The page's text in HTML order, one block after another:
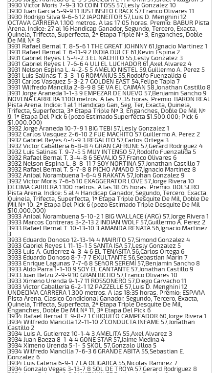
3930 Victor Moris 7-9-3 10 COIN TOSS 57,Lesly Gonzalez 10
3930 Juan Garcia 5-9-9 11 JUSTINSITO CRACK 57,Franco Olivares 11
3930 Rodrigo Silva 9-6-6 12 JAPONEITOR 57,Luis D. Menghini 12
OCTAVA CARRERA 1.100 metros. A las 17:05 horas. Premio: BABUR Pista
Arena. Indice: 27 al 16 Handicap Ganador, Segundo, Tercero, Exacta,
Quinela, Trifecta, Superfecta, 2ª Etapa Triple Nº 3, Enganches, Doble
De Mil Nº 8
3931 Rafael Bernal T. 8-5-6 1 THE GREAT JOHNNY 61,Ignacio Martinez 1
3931 Rafael Bernal T. 6-11-9 2 INDIA DULCE 61,Kevin Espina 2
3931 Gabriel Reyes I. 5-4-2 3 EL NACHITO 55,Lesly Gonzalez 3
3931 Gabriel Reyes I. 7-6-6 4 ULI EL LUCHADOR 61,Axel Alvarez 4
3931 Nelson Espina L. 4-2-5 5 AMELIO NISTEL 59,Guillermo A. Perez 5
3931 Luis Salinas T. 3-3-1 6 ROMANIUS 55,Rodolfo Fuenzalida 6
3931 Carlos Vasquez 5-3-2 7 GOLDEN EAST 54,Felipe Tapia 7
3931 Wilfredo Mancilla 2-8-9 8 SE VA EL CAIMAN 58,Jonathan Castillo 8
3931 Jorge Araneda 1-1-3 9 EMPEZAR DE NUEVO 57,Benjamin Sancho 9
NOVENA CARRERA 1.100 metros. A las 17:35 horas. Premio: BARON REAL
Pista Arena. Indice: 1 al 1 Handicap Gan, Seg, Ter, Exacta, Quinela,
Trifecta, Superfecta, 3ª Etapa Triple Nº 3, Enganches, Doble De Mil Nº
9, 1ª Etapa Del Pick 6 (pozo Estimado Superfecta $1.500.000; Pick 6
$1.000.000)
3932 Jorge Araneda 10-7-9 1 BIG TEBI 57,Lesly Gonzalez 1
3932 Carlos Vasquez 2-6-10 2 FUE MACHITO 57,Guillermo A. Perez 2
3932 Gabriel Reyes 4-4-9 3 REGALITO 57,Carlos Ortega 3
3932 Victor Caballeria 6-8-8 4 GRAN CAFRUNE 57,Gerard Rodriguez 4
3932 Luis Salinas T. 9-7-5 5 MUY INTENSO 57,Rodolfo Fuenzalida 5
3932 Rafael Bernal T. 3-4-8 6 SEVALIO 57,Franco Olivares 6
3932 Nelson Espina L. 8-8-11 7 SOY NORTINA 57,Jonathan Castillo 7
3932 Rafael Bernal T. 5-7-8 8 PICHO AMADO 57,Ignacio Martinez 8
3932 Anibal Norambuena 1-6-4 9 RAKATA 57,Johan Gonzalez 9
3932 Victor Moris 7-6-6 10 EXAGGERATOR LOVE 57,Jorge Rivera 10
DECIMA CARRERA 1.100 metros. A las 18:05 horas. Premio: BOLSERO
Pista Arena. Indice: 5 al 4 Handicap Ganador, Segundo, Tercero, Exacta,
Quinela, Trifecta, Superfecta, 1ª Etapa Triple Desquite De Mil, Doble De
Mil Nº 10, 2ª Etapa Del Pick 6 (pozo Estimado Triple Desquite De Mil
$10.000.000)
3933 Anibal Norambuena 5-10-2 1 BIG WALLACE (ARG) 57,Jorge Rivera 1
3933 Marcos Contreras 3-2-13 2 INDIAN WOLF 57,Guillermo A. Perez 2
3933 Rafael Bernal T. 10-13-10 3 AMANDA RENATA 56,Ignacio Martinez
3
3933 Eduardo Donoso 12-13-14 4 MAIRITO 57,Simond Gonzalez 4
3933 Gabriel Reyes I. 11-15-1 5 SANTA ISA 57,Lesly Gonzalez 5
3933 Luis A. Gutierrez 4-3-4 6 EL TENASITA 56,Carlos Ortega 6
3933 Eduardo Donoso 8-7-7 7 EXULTANTE 56,Sebastian Marin 7
3933 Enrique Lagunas 7-7-6 8 SEñOR SEREMI 57,Benjamin Sancho 8
3933 Aldo Parra 1-1-10 9 SOY EL CANTANTE 57,Jonathan Castillo 9
3933 Juan Belzu 2-9-9 10 GRAN BICHO 57,Franco Olivares 10
3933 Ximeno Urenda 9-1-7 11 ROSSONERO 57,Diego Carvacho 11
3933 Victor Caballeria 6-2-1 12 PAZZELLE 57,Luis D. Menghini 12
UNDECIMA CARRERA 1.300 metros. A las 18:35 horas. Premio: ESPAñA
Pista Arena. Clasico Condicional Ganador, Segundo, Tercero, Exacta,
Quinela, Trifecta, Superfecta, 2ª Etapa Triple Desquite De Mil,
Enganches, Doble De Mil Nº 11, 3ª Etapa Del Pick 6
3934 Rafael Bernal T. 9-8-7 1 CHIQUITO CAMPEADOR 60,Jorge Rivera 1
3934 Wilfredo Mancilla 12-11-10 2 CONDUCTA INFAME 57,Jonathan
Castillo 2
3934 Luis A. Gutierrez 10-1-4 3 AMELITA 55,Axel Alvarez 3
3934 Juan Baeza 8-1-4 4 GONE STAR 57,Jaime Medina 4
3934 Ximeno Urenda 5-1- 5 SKOL 57,Gonzalo Ulloa 5
3934 Wilfredo Mancilla 7-6-3 6 GRANDE ABITA 55,Sebastian E.
Gonzalez 6
3934 Luis Catena 6-9-1 7 LA OLIGARCA 55,Nicolas Ramirez 7
3934 Gonzalo Vegas 3-13-7 8 SOL DE TROYA 57,Gerard Rodriguez 8